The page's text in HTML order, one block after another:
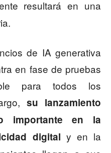
resultará en una
de IA generativa
en fase de pruebas
para todos los
su lanzamiento
importante en la
digital y en la